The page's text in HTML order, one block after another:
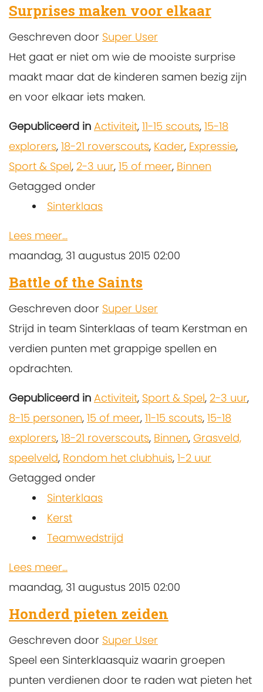
Surprises maken voor elkaar
Geschreven door Super User
Het gaat er niet om wie de mooiste surprise
maakt maar dat de kinderen samen bezig zijn
en voor elkaar iets maken.
Gepubliceerd in Activiteit, 11-15 scouts, 15-18
explorers, 18-21 roverscouts, Kader, Expressie,
Sport & Spel, 2-3 uur, 15 of meer, Binnen
Getagged onder
Sinterklaas
Lees meer...
maandag, 31 augustus 2015 02:00
Battle of the Saints
Geschreven door Super User
Strijd in team Sinterklaas of team Kerstman en
verdien punten met grappige spellen en
opdrachten.
Gepubliceerd in Activiteit, Sport & Spel, 2-3 uur,
8-15 personen, 15 of meer, 11-15 scouts, 15-18
explorers, 18-21 roverscouts, Binnen, Grasveld,
speelveld, Rondom het clubhuis, 1-2 uur
Getagged onder
Sinterklaas
Kerst
Teamwedstrijd
Lees meer...
maandag, 31 augustus 2015 02:00
Honderd pieten zeiden
Geschreven door Super User
Speel een Sinterklaasquiz waarin groepen
punten verdienen door te raden wat pieten het